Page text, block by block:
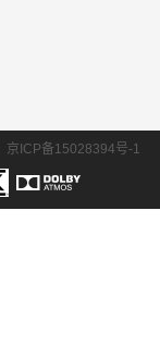
京ICP备15028394号-1